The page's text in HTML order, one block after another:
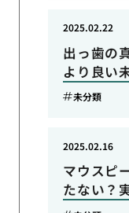
出っ歯の
より良い
2025.02.22
未分類
マウスピ
たない？
2025.02.16